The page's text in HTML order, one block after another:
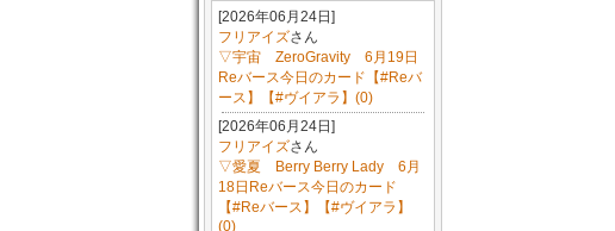
[2026年06月24日]
フリアイズさん
▽宇宙 ZeroGravity 6月19日
Reバース今日のカード【#Reバ
ース】【#ヴイアラ】(0)
[2026年06月24日]
フリアイズさん
▽愛夏 Berry Berry Lady 6月
18日Reバース今日のカード
【#Reバース】【#ヴイアラ】
(0)